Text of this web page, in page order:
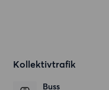
Kollektivtrafik
Buss